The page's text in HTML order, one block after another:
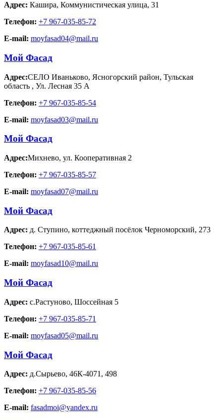
Адрес: Кашира, Коммунистическая улица, 31
Телефон: +7 967-035-85-72
E-mail: moyfasad04@mail.ru
Мой Фасад
Адрес:СЕЛО Иваньково, Ясногорский район, Тульская
область , Ул. Лесная 35 А
Телефон: +7 967-035-85-54
E-mail: moyfasad03@mail.ru
Мой Фасад
Адрес:Михнево, ул. Кооперативная 2
Телефон: +7 967-035-85-57
E-mail: moyfasad07@mail.ru
Мой Фасад
Адрес: д. Ступино, коттеджный посёлок Черноморский, 273
Телефон: +7 967-035-85-61
E-mail: moyfasad10@mail.ru
Мой Фасад
Адрес: с.Растуново, Шоссейная 5
Телефон: +7 967-035-85-71
E-mail: moyfasad05@mail.ru
Мой Фасад
Адрес: д.Сырьево, 46К-4071, 498
Телефон: +7 967-035-85-56
E-mail: fasadmoi@yandex.ru